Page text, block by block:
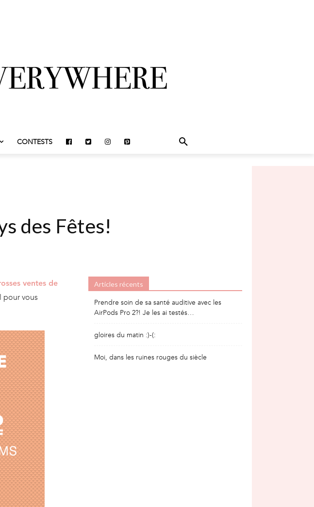
CONTESTS
des Fêtes!
ventes de
pour vous
Articles récents
Prendre soin de sa santé auditive avec les
AirPods Pro 2?! Je les ai testés…
gloires du matin :)-(:
Moi, dans les ruines rouges du siècle